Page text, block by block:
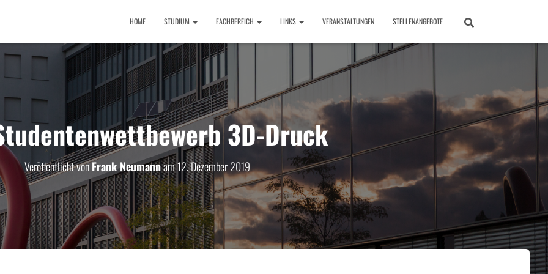
HOME STUDIUM FACHBEREICH LINKS VERANSTALTUNGEN STELLENANGEBOTE
3D-Druck
Veröffentlicht vonFrank Neumannam12. Dezember 2019